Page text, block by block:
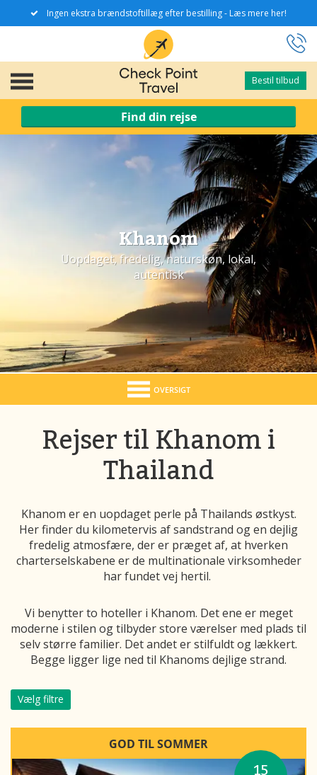
Ingen ekstra brændstoftillæg efter bestilling - Læs mere her!
Bestil tilbud
Bestil tilbud
Find din rejse
Khanom
Uopdaget, fredelig, naturskøn, lokal,
autentisk
OVERSIGT
Rejser til Khanom i
Thailand
Khanom er en uopdaget perle på Thailands østkyst.
Her finder du kilometervis af sandstrand og en dejlig
fredelig atmosfære, der er præget af, at hverken
charterselskabene er de multinationale virksomheder
har fundet vej hertil.
Vi benytter to hoteller i Khanom. Det ene er meget
moderne i stilen og tilbyder store værelser med plads til
selv større familier. Det andet er stilfuldt og lækkert.
Begge ligger lige ned til Khanoms dejlige strand.
Vælg filtre
15
GOD TIL SOMMER